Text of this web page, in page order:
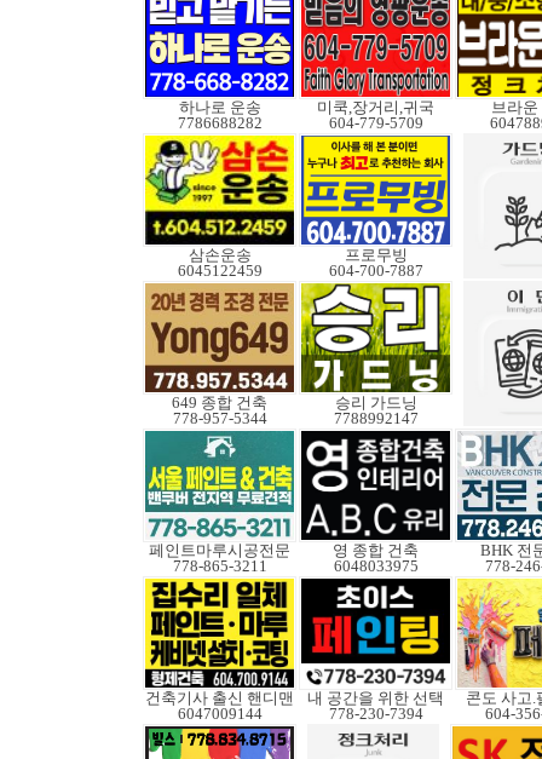
하나로 운송
7786688282
미쿡,장거리,귀국
604-779-5709
브라운
삼손운송
6045122459
프로무빙
604-700-7887
649 종합 건축
778-957-5344
승리 가드닝
7788992147
페인트마루시공전문
778-865-3211
영 종합 건축
6048033975
BHK 전
778-
건축기사 출신 핸디맨
6047009144
내 공간을 위한 선택
778-230-7394
콘도 사고.
604-